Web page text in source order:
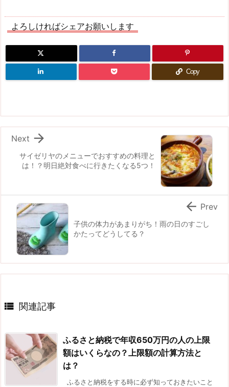
よろしければシェアお願いします
Copy
サイゼリヤのメニューでおすすめの料理と
は！？明日絶対食べに行きたくなる5つ！

Next
子供の体力があまりがち！雨の日のすごし
かたってどうしてる？
 Prev
 関連記事
ふるさと納税で年収650万円の人の上限
額はいくらなの？上限額の計算方法と
は？
ふるさと納税をする時に必ず知っておきたいこと